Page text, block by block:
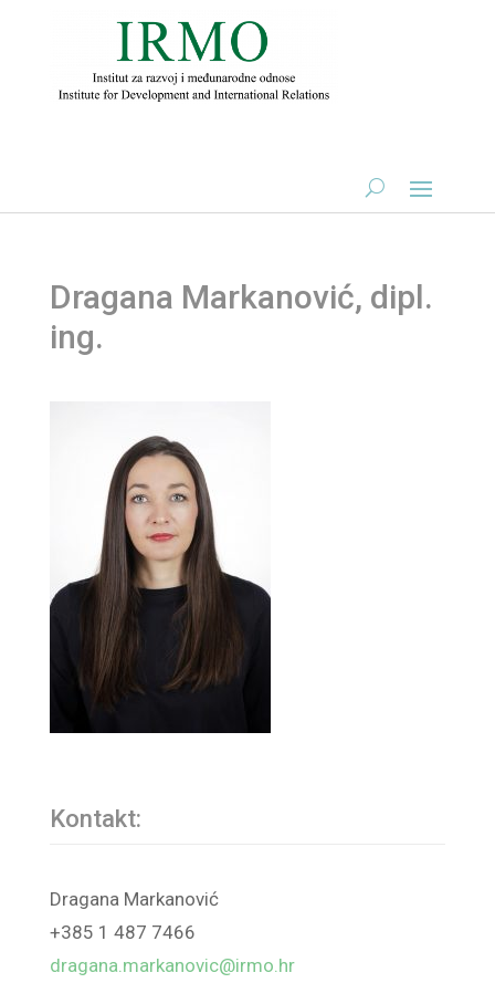
Dragana Markanović, dipl.
ing.
Kontakt:
Dragana Markanović
+385 1 487 7466
dragana.markanovic@irmo.hr